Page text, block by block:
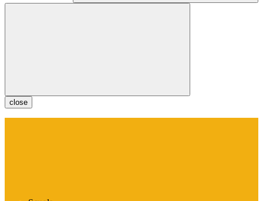
close